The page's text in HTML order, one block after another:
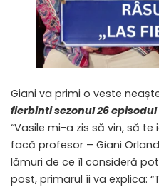
Giani va primi o veste
fierbinti sezonul 26
“Vasile mi-a zis să vin, să
facă profesor – Giani
lămuri de ce îl consideră
post, primarul îi va explica: